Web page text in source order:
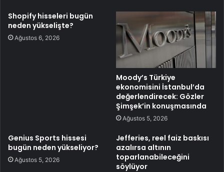
Shopify hisseleri bugün
neden yükselişte?
Ağustos 6, 2026
Moody’s Türkiye
ekonomisini İstanbul’da
değerlendirecek: Gözler
Şimşek’in konuşmasında
Ağustos 5, 2026
Genius Sports hissesi
bugün neden yükseliyor?
Ağustos 5, 2026
Jefferies, reel faiz baskısı
azalırsa altının
toparlanabileceğini
söylüyor